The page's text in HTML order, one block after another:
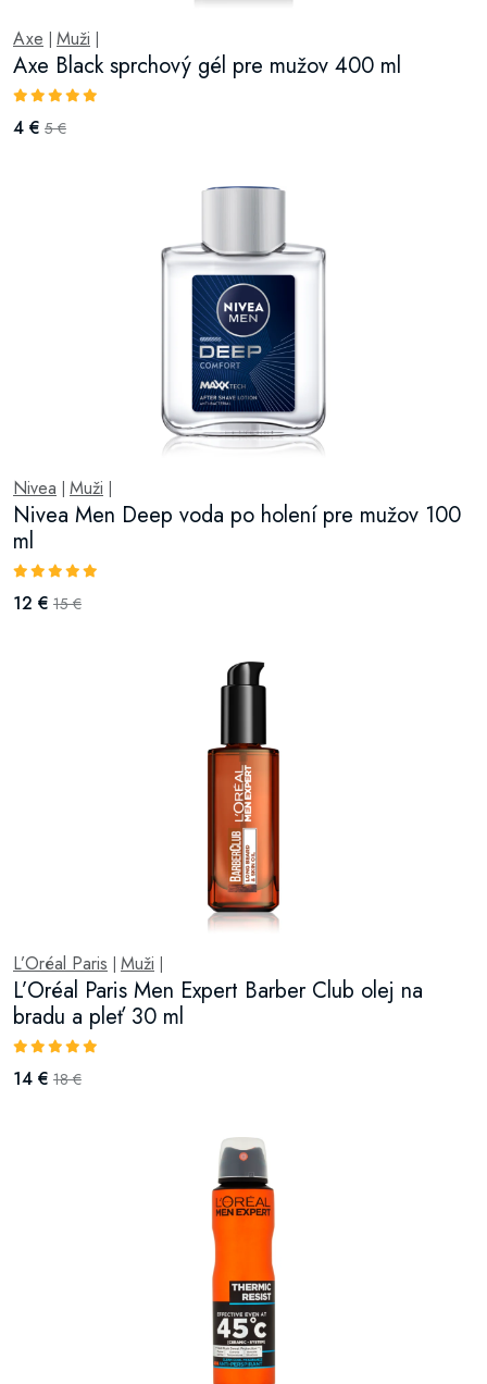
Axe Muži
Axe Black sprchový gél pre mužov 400 ml
4 € 5 €
Nivea Muži
Nivea Men Deep voda po holení pre mužov 100
ml
12 € 15 €
L’Oréal Paris Muži
L’Oréal Paris Men Expert Barber Club olej na
bradu a pleť 30 ml
14 € 18 €